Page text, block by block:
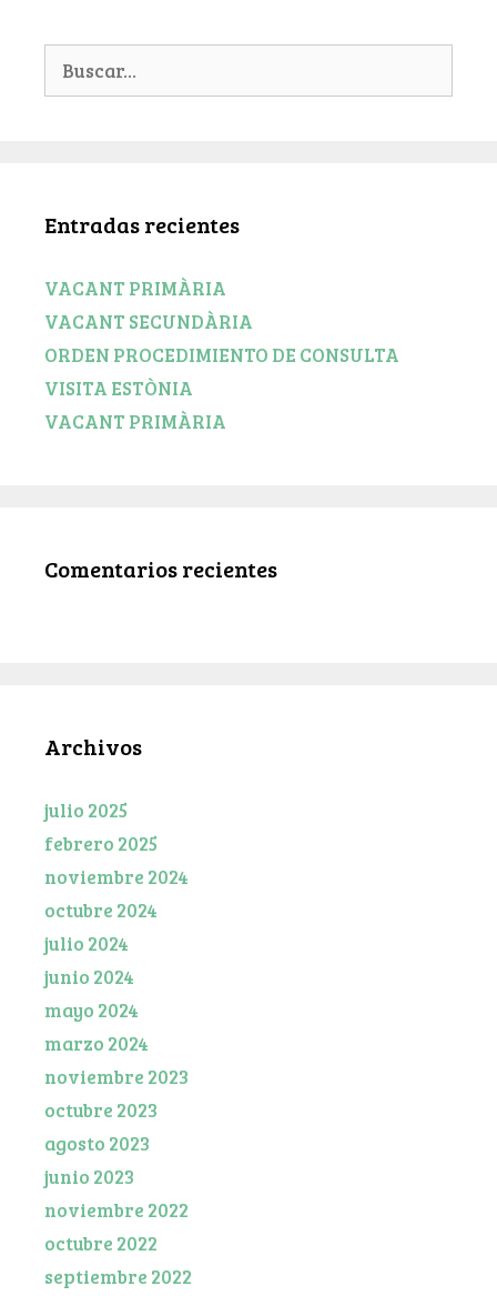
Entradas recientes
VACANT PRIMÀRIA
VACANT SECUNDÀRIA
ORDEN PROCEDIMIENTO DE CONSULTA
VISITA ESTÒNIA
VACANT PRIMÀRIA
Comentarios recientes
Archivos
julio 2025
febrero 2025
noviembre 2024
octubre 2024
julio 2024
junio 2024
mayo 2024
marzo 2024
noviembre 2023
octubre 2023
agosto 2023
junio 2023
noviembre 2022
octubre 2022
septiembre 2022